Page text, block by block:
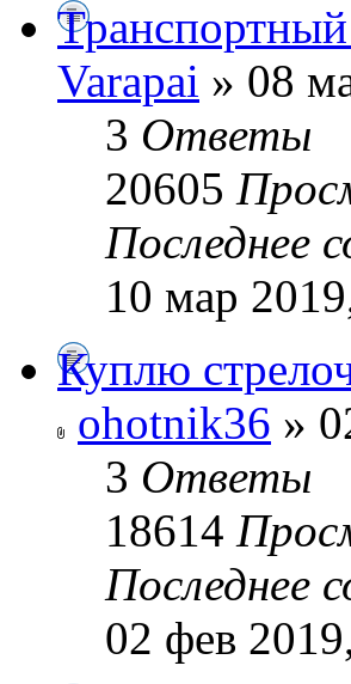
Varapai » 08
3 Ответы
20605
Последнее
10 мар
Куплю
ohotnik36 »
3 Ответы
18614
Последнее
02 фев